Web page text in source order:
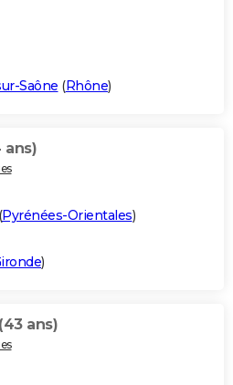
Saône (Rhône)
ans)
(Pyrénées-Orientales)
)
(43 ans)